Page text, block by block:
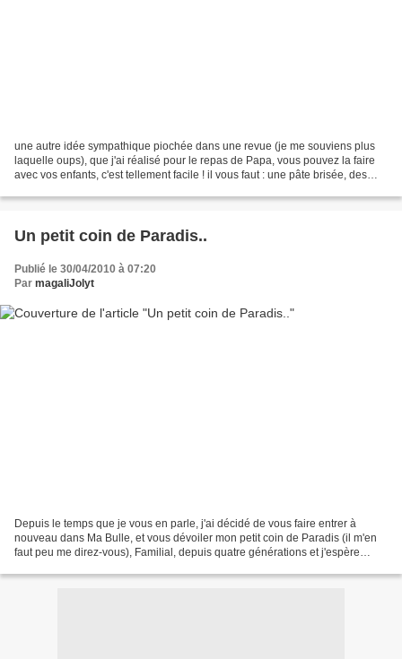
une autre idée sympathique piochée dans une revue (je me souviens plus
laquelle oups), que j'ai réalisé pour le repas de Papa, vous pouvez la faire
avec vos enfants, c'est tellement facile ! il vous faut : une pâte brisée, des
Un petit coin de Paradis..
Publié le 30/04/2010 à 07:20
Par magaliJolyt
Depuis le temps que je vous en parle, j'ai décidé de vous faire entrer à
nouveau dans Ma Bulle, et vous dévoiler mon petit coin de Paradis (il m'en
faut peu me direz-vous), Familial, depuis quatre générations et j'espère